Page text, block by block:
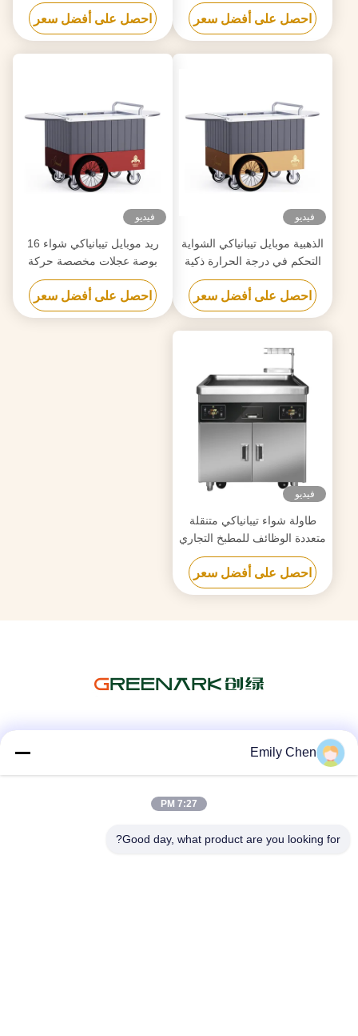
الطاولة
احصل على أفضل سعر
هيباتشي الشواية
احصل على أفضل سعر
فيديو
الذهبية موبايل تيبانياكي الشواية
التحكم في درجة الحرارة ذكية
ودقيقة حركة حرة طعام الصف
اللوحة هيباتشي طاولة الشواية
احصل على أفضل سعر
فيديو
ريد موبايل تيبانياكي شواء 16
بوصة عجلات مخصصة حركة
حرة المواد الغذائية الصف
هيباتشي طاولة الشواء
احصل على أفضل سعر
فيديو
طاولة شواء تيبانياكي متنقلة
متعددة الوظائف للمطبخ التجاري
مع فرن مزدوج
احصل على أفضل سعر
Emily Chen
7:27 PM
Good day, what product are you looking for?